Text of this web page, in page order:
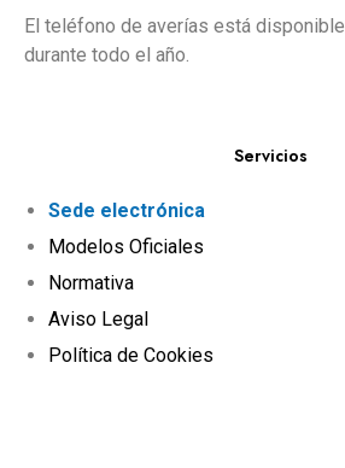
El teléfono de averías está
durante todo el año.
Servicios
Sede electrónica
Modelos Oficiales
Normativa
Aviso Legal
Política de Cookies